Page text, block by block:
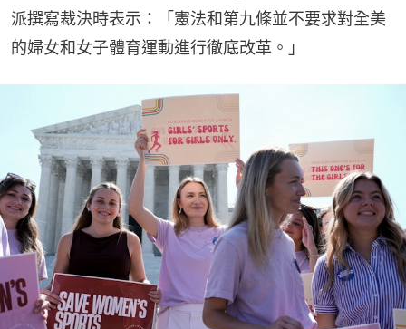
派撰寫裁決時表示：「憲法和第九條並不要求對全美
的婦女和女子體育運動進行徹底改革。」